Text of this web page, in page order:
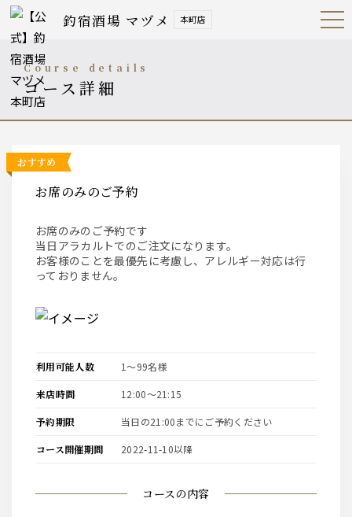
釣宿酒場 マヅメ 本町店 Open
Navig
course details
コース詳細
おすすめ
お席のみのご予約
お席のみのご予約です
当日アラカルトでのご注文になります。
お客様のことを最優先に考慮し、アレルギー対応は行
っておりません。
コースの内容
利用可能人数 1〜99名様
来店時間 12:00〜21:15
予約期限 当日の21:00までにご予約ください
コース開催期間 2022-11-10以降